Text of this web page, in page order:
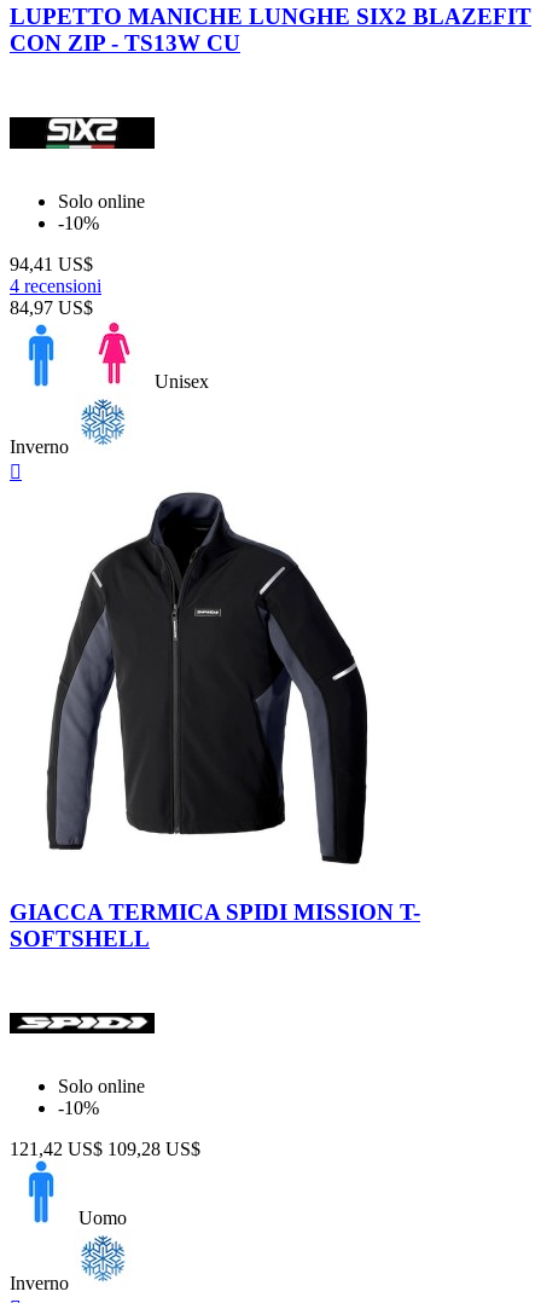
Rosso
LUPETTO MANICHE LUNGHE SIX2 BLAZEFIT
CON ZIP - TS13W CU
Solo online
-10%
94,41 US$
4 recensioni
84,97 US$
Unisex
Inverno

GIACCA TERMICA SPIDI MISSION T-
SOFTSHELL
Solo online
-10%
121,42 US$ 109,28 US$
Uomo
Inverno